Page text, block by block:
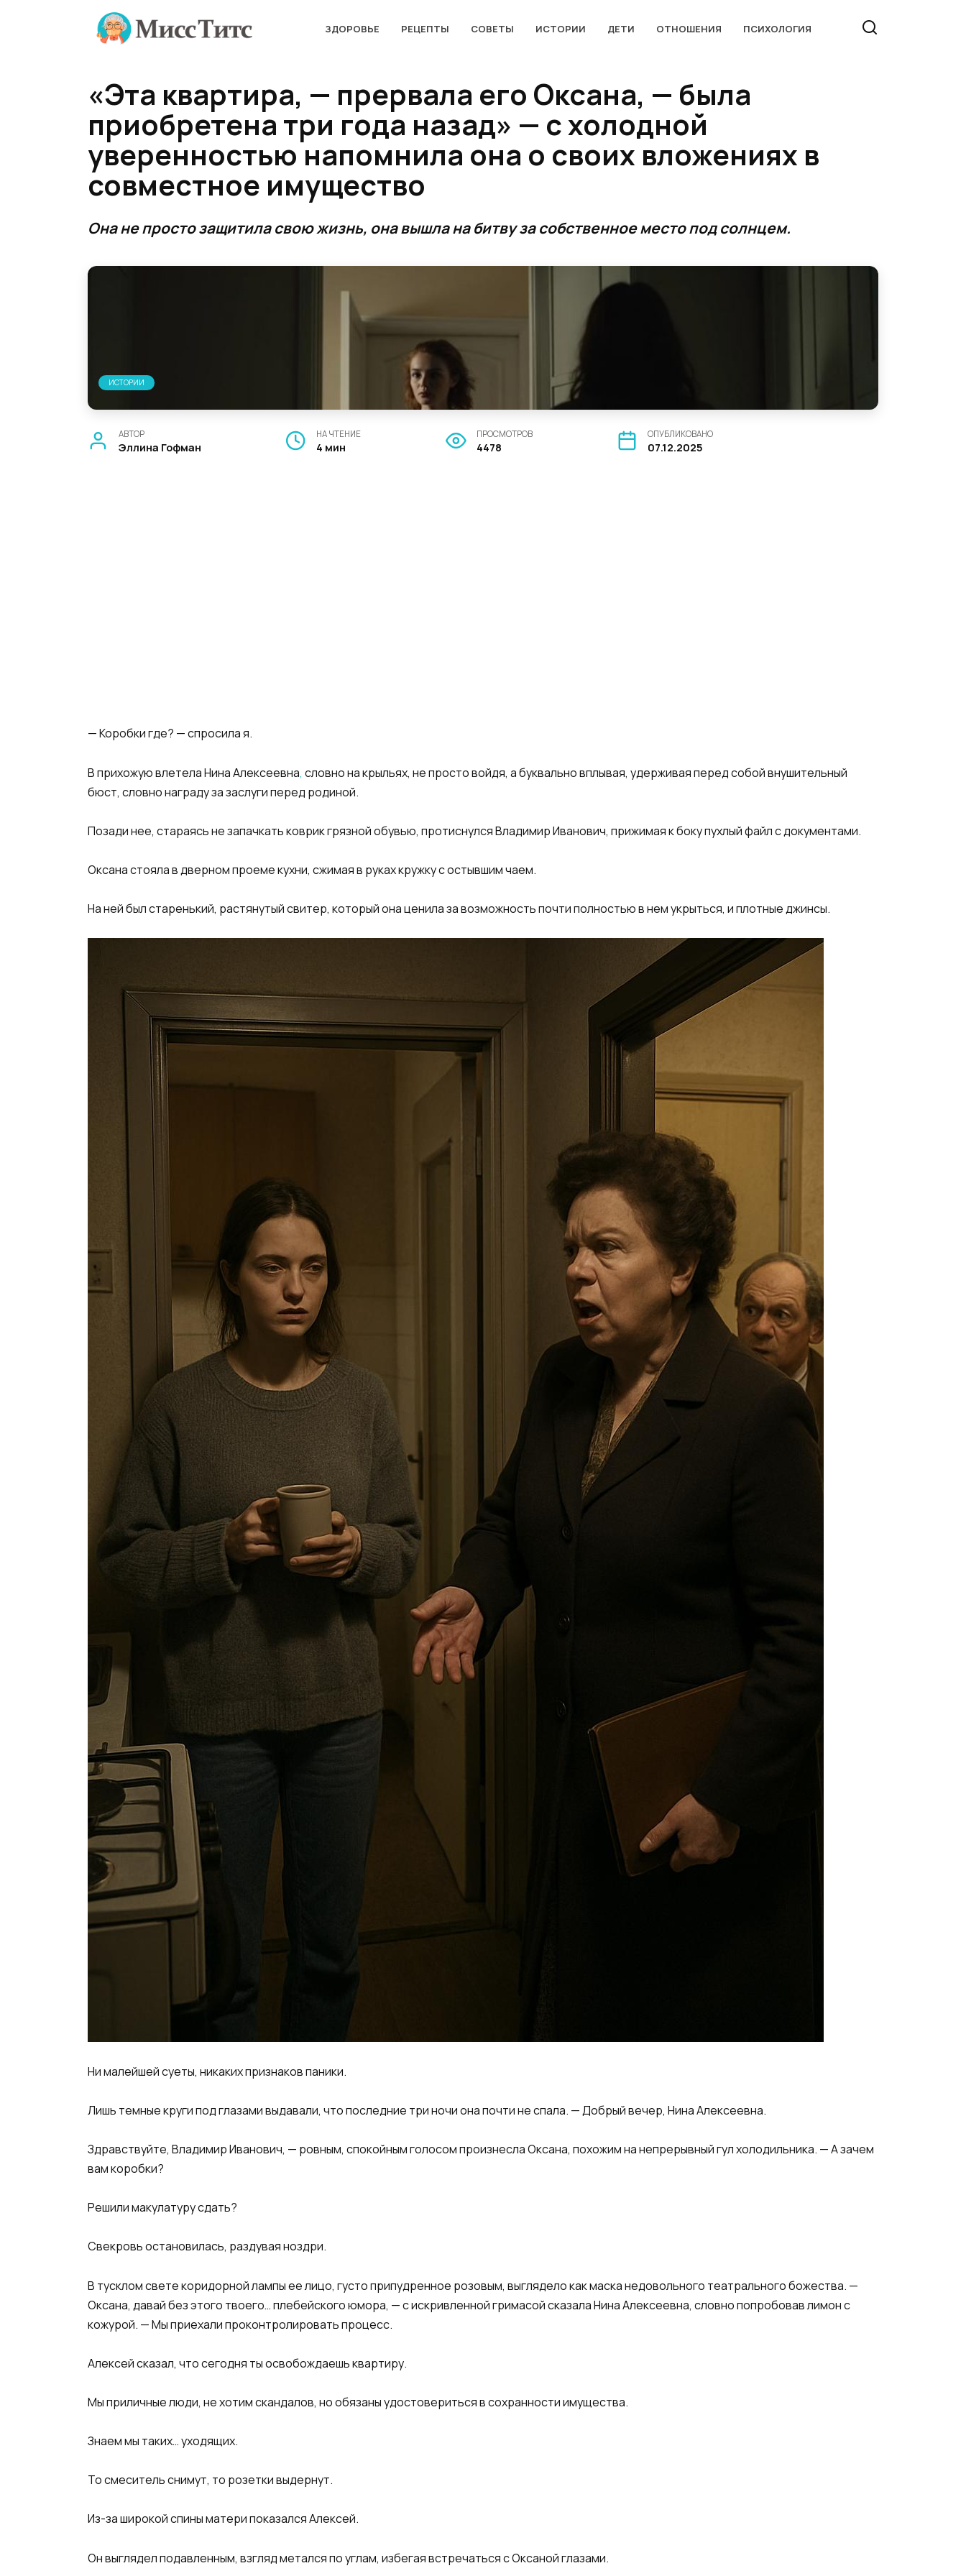
ЗДОРОВЬЕ РЕЦЕПТЫ СОВЕТЫ ИСТОРИИ ДЕТИ ОТНОШЕНИЯ ПСИХОЛОГИЯ
«Эта квартира, — прервала его Оксана, — была
приобретена три года назад» — с холодной
уверенностью напомнила она о своих вложениях в
совместное имущество
Она не просто защитила свою жизнь, она вышла на битву за собственное место под солнцем.
ИСТОРИИ
АВТОР
Эллина Гофман
НА ЧТЕНИЕ
4 мин
ПРОСМОТРОВ
4478
ОПУБЛИКОВАНО
07.12.2025
— Коробки где? — спросила я.
В прихожую влетела Нина Алексеевна, словно на крыльях, не просто войдя, а буквально вплывая, удерживая перед собой внушительный
бюст, словно награду за заслуги перед родиной.
Позади нее, стараясь не запачкать коврик грязной обувью, протиснулся Владимир Иванович, прижимая к боку пухлый файл с документами.
Оксана стояла в дверном проеме кухни, сжимая в руках кружку с остывшим чаем.
На ней был старенький, растянутый свитер, который она ценила за возможность почти полностью в нем укрыться, и плотные джинсы.
Ни малейшей суеты, никаких признаков паники.
Лишь темные круги под глазами выдавали, что последние три ночи она почти не спала. — Добрый вечер, Нина Алексеевна.
Здравствуйте, Владимир Иванович, — ровным, спокойным голосом произнесла Оксана, похожим на непрерывный гул холодильника. — А зачем
вам коробки?
Решили макулатуру сдать?
Свекровь остановилась, раздувая ноздри.
В тусклом свете коридорной лампы ее лицо, густо припудренное розовым, выглядело как маска недовольного театрального божества. —
Оксана, давай без этого твоего… плебейского юмора, — с искривленной гримасой сказала Нина Алексеевна, словно попробовав лимон с
кожурой. — Мы приехали проконтролировать процесс.
Алексей сказал, что сегодня ты освобождаешь квартиру.
Мы приличные люди, не хотим скандалов, но обязаны удостовериться в сохранности имущества.
Знаем мы таких… уходящих.
То смеситель снимут, то розетки выдернут.
Из-за широкой спины матери показался Алексей.
Он выглядел подавленным, взгляд метался по углам, избегая встречаться с Оксаной глазами.